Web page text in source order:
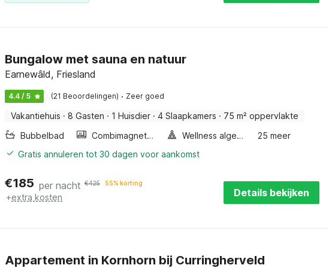
Bungalow met sauna en natuur
Earnewâld, Friesland
4.4 / 5 (21 Beoordelingen) · Zeer goed
Vakantiehuis · 8 Gasten · 1 Huisdier · 4 Slaapkamers · 75 m² oppervlakte
Bubbelbad
Combimagnetron Wellness algemeen
25 meer
Gratis annuleren tot 30 dagen voor aankomst
€185 per nacht €425 55% korting
+extra kosten Details bekijken
Appartement in Kornhorn bij Curringherveld